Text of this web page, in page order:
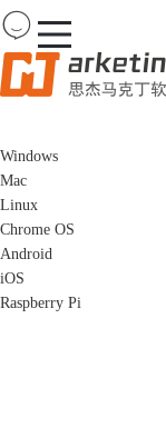
首页
产品
下载
购买
案例
服务
Windows
Mac
Linux
Chrome OS
Android
iOS
Raspberry Pi